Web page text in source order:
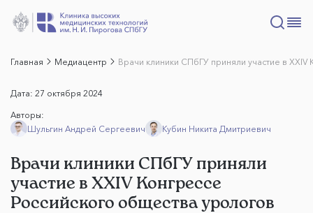
Главная Медиацентр Врачи клиники СПбГУ приняли участие в
Дата: 27 октября 2024
Авторы:
Шульгин Андрей Сергеевич
Кубин Никита Дмитриевич
Врачи клиники СПбГУ приняли
участие в XXIV Конгрессе
Российского общества урологов